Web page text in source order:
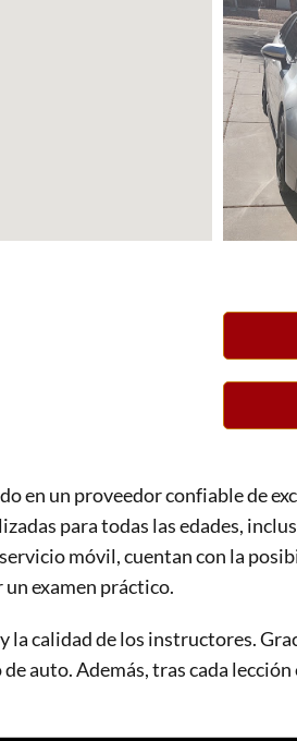
en un proveedor confiable de
para todas las edades,
móvil, cuentan con la
examen práctico.
calidad de los instructores.
auto. Además, tras cada